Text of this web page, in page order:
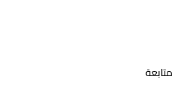
متابعة